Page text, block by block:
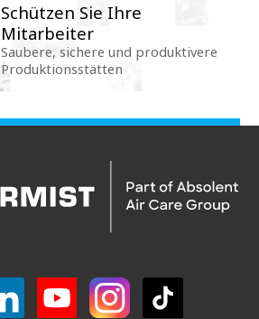
Schützen Sie Ihre
Mitarbeiter
Saubere, sichere und produktivere
Produktionsstätten